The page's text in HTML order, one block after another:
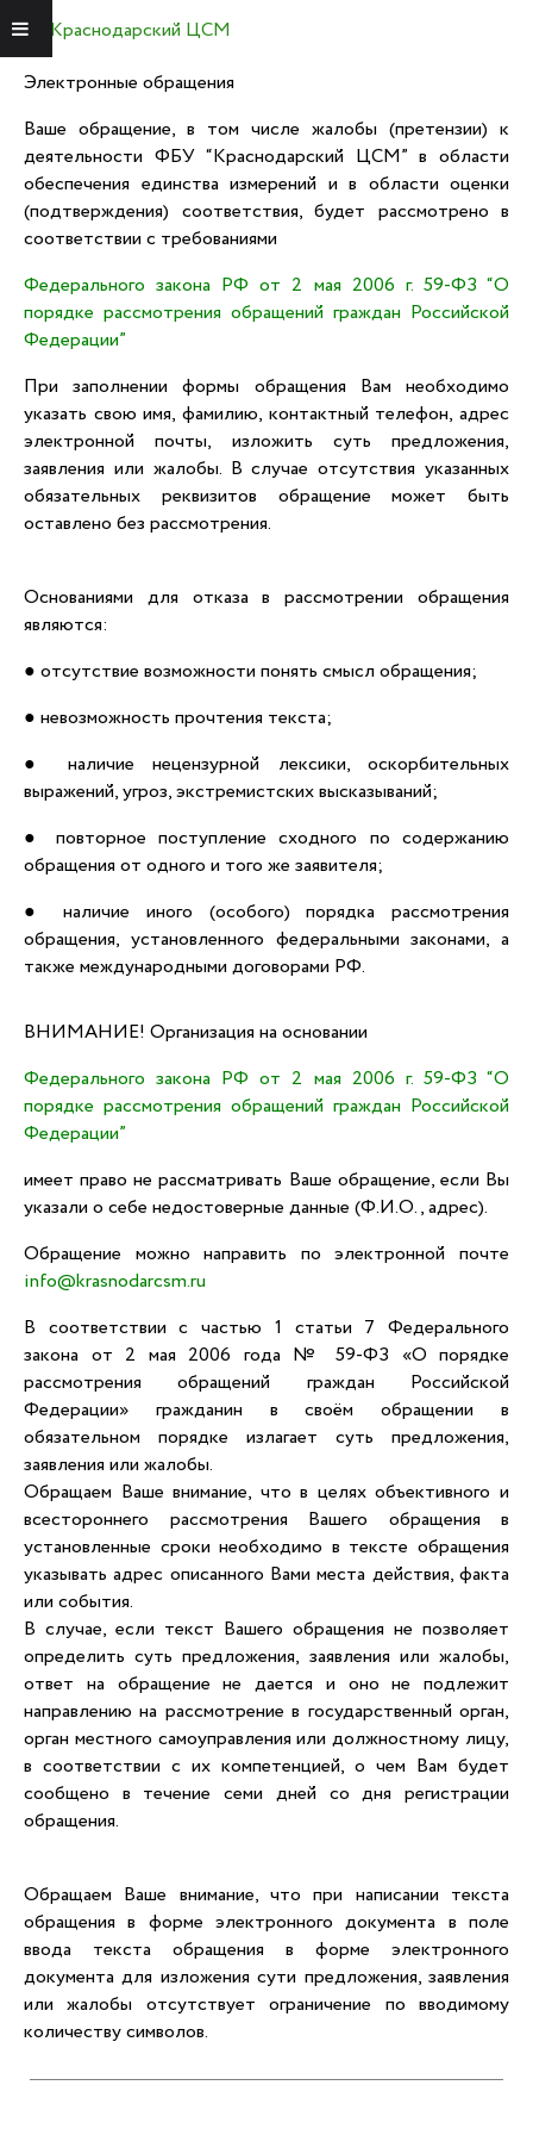
Электронные обращения
Ваше обращение, в том числе жалобы (претензии) к
деятельности ФБУ “Краснодарский ЦСМ” в области
обеспечения единства измерений и в области оценки
(подтверждения) соответствия, будет рассмотрено в
соответствии с требованиями
Федерального закона РФ от 2 мая 2006 г. 59-ФЗ “О
порядке рассмотрения обращений граждан Российской
Федерации”
При заполнении формы обращения Вам необходимо
указать свою имя, фамилию, контактный телефон, адрес
электронной почты, изложить суть предложения,
заявления или жалобы. В случае отсутствия указанных
обязательных реквизитов обращение может быть
оставлено без рассмотрения.
Основаниями для отказа в рассмотрении обращения
являются:
● отсутствие возможности понять смысл обращения;
● невозможность прочтения текста;
● наличие нецензурной лексики, оскорбительных
выражений, угроз, экстремистских высказываний;
● повторное поступление сходного по содержанию
обращения от одного и того же заявителя;
● наличие иного (особого) порядка рассмотрения
обращения, установленного федеральными законами, а
также международными договорами РФ.
ВНИМАНИЕ! Организация на основании
Федерального закона РФ от 2 мая 2006 г. 59-ФЗ “О
порядке рассмотрения обращений граждан Российской
Федерации”
имеет право не рассматривать Ваше обращение, если Вы
указали о себе недостоверные данные (Ф.И.О., адрес).
Обращение можно направить по электронной почте
info@krasnodarcsm.ru
В соответствии с частью 1 статьи 7 Федерального
закона от 2 мая 2006 года № 59-ФЗ «О порядке
рассмотрения обращений граждан Российской
Федерации» гражданин в своём обращении в
обязательном порядке излагает суть предложения,
заявления или жалобы.
Обращаем Ваше внимание, что в целях объективного и
всестороннего рассмотрения Вашего обращения в
установленные сроки необходимо в тексте обращения
указывать адрес описанного Вами места действия, факта
или события.
В случае, если текст Вашего обращения не позволяет
определить суть предложения, заявления или жалобы,
ответ на обращение не дается и оно не подлежит
направлению на рассмотрение в государственный орган,
орган местного самоуправления или должностному лицу,
в соответствии с их компетенцией, о чем Вам будет
сообщено в течение семи дней со дня регистрации
обращения.
Обращаем Ваше внимание, что при написании текста
обращения в форме электронного документа в поле
ввода текста обращения в форме электронного
документа для изложения сути предложения, заявления
или жалобы отсутствует ограничение по вводимому
количеству символов.
Краснодарский ЦСМ